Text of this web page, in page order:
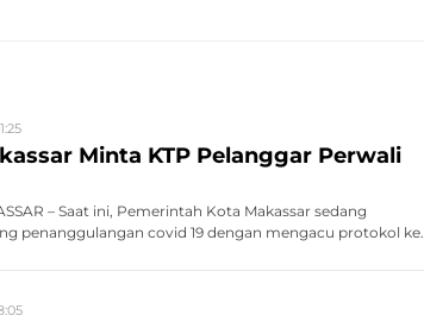
Minta KTP Pelanggar Perwali
– Saat ini, Pemerintah Kota Makassar sedang
penanggulangan covid 19 dengan mengacu protokol ke...